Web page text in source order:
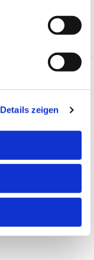
Details zeigen